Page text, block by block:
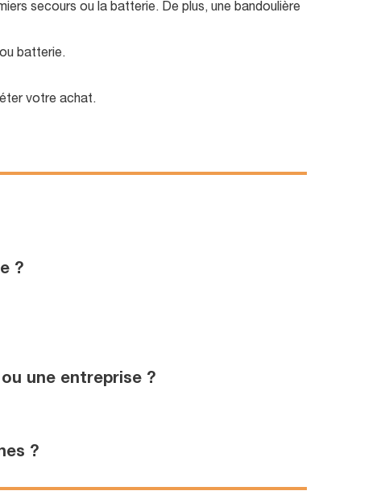
secours ou la batterie. De plus, une bandoulière
batterie.
votre achat.
?
une entreprise ?
?